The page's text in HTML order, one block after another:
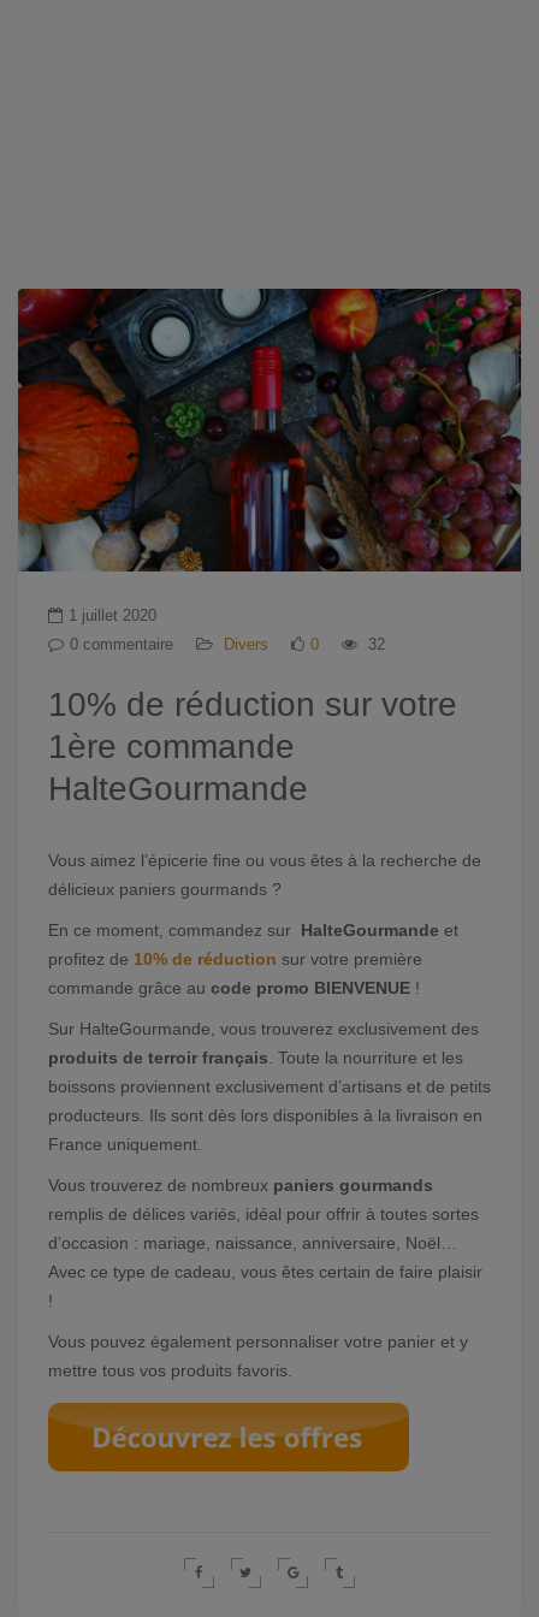
1 juillet 2020
0 commentaire
Divers 0 32
10% de réduction sur votre
1ère commande
HalteGourmande
Vous aimez l’épicerie fine ou vous êtes à la recherche de
délicieux paniers gourmands ?
En ce moment, commandez sur HalteGourmande et
profitez de 10% de réduction sur votre première
commande grâce au code promo BIENVENUE !
Sur HalteGourmande, vous trouverez exclusivement des
produits de terroir français . Toute la nourriture et les
boissons proviennent exclusivement d’artisans et de petits
producteurs. Ils sont dès lors disponibles à la livraison en
France uniquement.
Vous trouverez de nombreux paniers gourmands
remplis de délices variés, idéal pour offrir à toutes sortes
d’occasion : mariage, naissance, anniversaire, Noël…
Avec ce type de cadeau, vous êtes certain de faire plaisir
!
Vous pouvez également personnaliser votre panier et y
mettre tous vos produits favoris.